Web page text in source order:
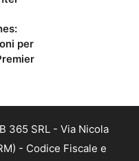
per
365 SRL - Via Nicola
- Codice Fiscale e